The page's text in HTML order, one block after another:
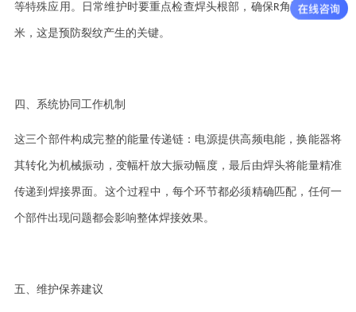
等特殊应用。日常维护时要重点检查焊头根部，确保R角不小于3毫
米，这是预防裂纹产生的关键。
四、系统协同工作机制
这三个部件构成完整的能量传递链：电源提供高频电能，换能器将
其转化为机械振动，变幅杆放大振动幅度，最后由焊头将能量精准
传递到焊接界面。这个过程中，每个环节都必须精确匹配，任何一
个部件出现问题都会影响整体焊接效果。
五、维护保养建议